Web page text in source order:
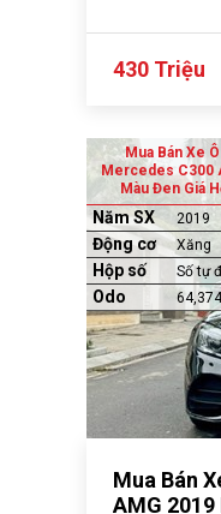
430 Triệu
Mua Bán Xe
Mercedes C300
Màu Đen Giá
Năm SX 2019
Động cơ Xăng
Hộp số Số tự
Odo
Mua Bán
AMG